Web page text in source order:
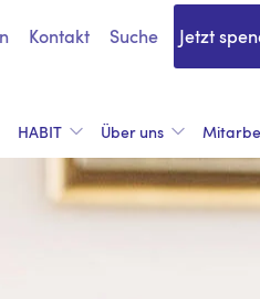
Kontakt Suche Jetzt
HABIT Über uns